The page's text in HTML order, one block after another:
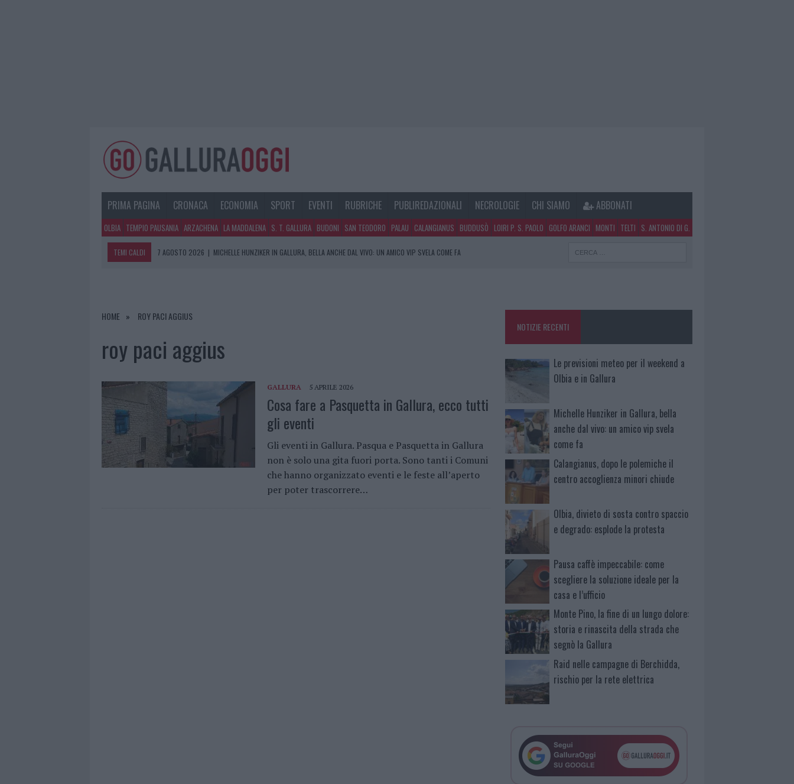
PRIMA PAGINA CRONACA ECONOMIA SPORT EVENTI RUBRICHE PUBLIREDAZIONALI NECROLOGIE CHI SIAMO ABBONATI
OLBIA TEMPIO PAUSANIA ARZACHENA LA MADDALENA S. T. GALLURA BUDONI SAN TEODORO PALAU CALANGIANUS BUDDUSÒ LOIRI P. S. PAOLO GOLFO ARANCI MONTI TELTI S. ANTONIO DI G.
TEMI CALDI 7 AGOSTO 2026 | MICHELLE HUNZIKER IN GALLURA, BELLA ANCHE DAL VIVO: UN AMICO VIP SVELA COME FA
7 AGOSTO 2026
| PAUSA CAFFÈ IMPECCABILE: COME SCEGLIERE LA SOLUZIONE IDEALE PER LA CASA E L’UFFICIO
HOME ROY PACI AGGIUS
roy paci aggius
GALLURA 5 APRILE 2026
Cosa fare a Pasquetta in Gallura, ecco tutti
gli eventi
Gli eventi in Gallura. Pasqua e Pasquetta in Gallura
non è solo una gita fuori porta. Sono tanti i Comuni
che hanno organizzato eventi e le feste all’aperto
per poter trascorrere…
NOTIZIE RECENTI
Le previsioni meteo per il weekend a
Olbia e in Gallura
Michelle Hunziker in Gallura, bella
anche dal vivo: un amico vip svela
come fa
Calangianus, dopo le polemiche il
centro accoglienza minori chiude
Olbia, divieto di sosta contro spaccio
e degrado: esplode la protesta
Pausa caffè impeccabile: come
scegliere la soluzione ideale per la
casa e l’ufficio
Monte Pino, la fine di un lungo dolore:
storia e rinascita della strada che
segnò la Gallura
Raid nelle campagne di Berchidda,
rischio per la rete elettrica